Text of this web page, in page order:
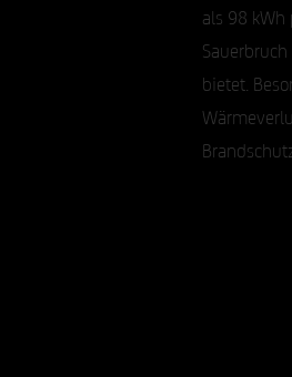
als 98
bietet.